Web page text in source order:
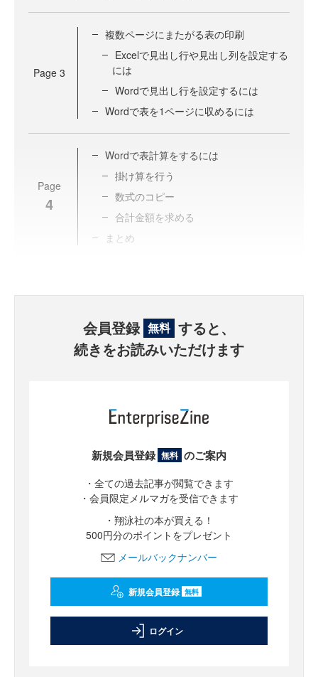
Page 3
複数ページにまたがる表の印刷
Excelで見出し行や見出し列を設定する
には
Wordで見出し行を設定するには
Wordで表を1ページに収めるには
Page
4
Wordで表計算をするには
掛け算を行う
数式のコピー
合計金額を求める
まとめ
会員登録 無料 すると、
続きをお読みいただけます
新規会員登録 無料 のご案内
・全ての過去記事が閲覧できます
・会員限定メルマガを受信できます
・翔泳社の本が買える！
500円分のポイントをプレゼント
メールバックナンバー
新規会員登録 無料
ログイン